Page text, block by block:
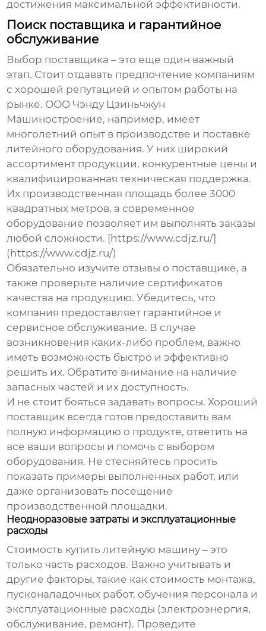
достижения максимальной эффективности.
Поиск поставщика и гарантийное
обслуживание
Выбор поставщика – это еще один важный
этап. Стоит отдавать предпочтение компаниям
с хорошей репутацией и опытом работы на
рынке. ООО Чэнду Цзиньчжун
Машиностроение, например, имеет
многолетний опыт в производстве и поставке
литейного оборудования. У них широкий
ассортимент продукции, конкурентные цены и
квалифицированная техническая поддержка.
Их производственная площадь более 3000
квадратных метров, а современное
оборудование позволяет им выполнять заказы
любой сложности. [https://www.cdjz.ru/]
(https://www.cdjz.ru/)
Обязательно изучите отзывы о поставщике, а
также проверьте наличие сертификатов
качества на продукцию. Убедитесь, что
компания предоставляет гарантийное и
сервисное обслуживание. В случае
возникновения каких-либо проблем, важно
иметь возможность быстро и эффективно
решить их. Обратите внимание на наличие
запасных частей и их доступность.
И не стоит бояться задавать вопросы. Хороший
поставщик всегда готов предоставить вам
полную информацию о продукте, ответить на
все ваши вопросы и помочь с выбором
оборудования. Не стесняйтесь просить
показать примеры выполненных работ, или
даже организовать посещение
производственной площадки.
Неодноразовые затраты и эксплуатационные
расходы
Стоимость купить литейную машину – это
только часть расходов. Важно учитывать и
другие факторы, такие как стоимость монтажа,
пусконаладочных работ, обучения персонала и
эксплуатационные расходы (электроэнергия,
обслуживание, ремонт). Проведите